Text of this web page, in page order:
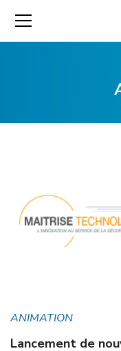
ANIMATION
Lancement de